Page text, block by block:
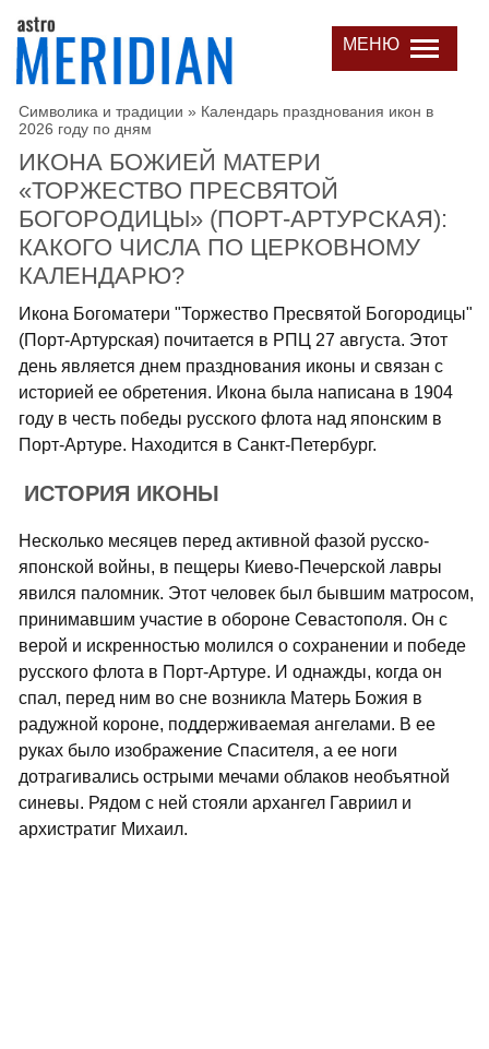
МЕНЮ
Символика и традиции » Календарь празднования икон в
2026 году по дням
ИКОНА БОЖИЕЙ МАТЕРИ
«ТОРЖЕСТВО ПРЕСВЯТОЙ
БОГОРОДИЦЫ» (ПОРТ-АРТУРСКАЯ):
КАКОГО ЧИСЛА ПО ЦЕРКОВНОМУ
КАЛЕНДАРЮ?
Икона Богоматери "Торжество Пресвятой Богородицы"
(Порт-Артурская) почитается в РПЦ 27 августа. Этот
день является днем празднования иконы и связан с
историей ее обретения. Икона была написана в 1904
году в честь победы русского флота над японским в
Порт-Артуре. Находится в Санкт-Петербург.
ИСТОРИЯ ИКОНЫ
Несколько месяцев перед активной фазой русско-
японской войны, в пещеры Киево-Печерской лавры
явился паломник. Этот человек был бывшим матросом,
принимавшим участие в обороне Севастополя. Он с
верой и искренностью молился о сохранении и победе
русского флота в Порт-Артуре. И однажды, когда он
спал, перед ним во сне возникла Матерь Божия в
радужной короне, поддерживаемая ангелами. В ее
руках было изображение Спасителя, а ее ноги
дотрагивались острыми мечами облаков необъятной
синевы. Рядом с ней стояли архангел Гавриил и
архистратиг Михаил.